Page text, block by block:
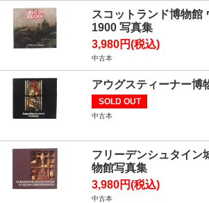
スコットランド博物館
1900 写真集
3,980円(税込)
中古本
アウグスティーナー博
SOLD OUT
中古本
フリーデンシュタイン
物館写真集
3,980円(税込)
中古本